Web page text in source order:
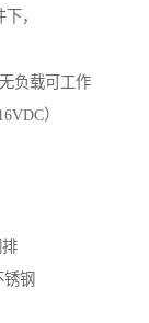
，
负载可工作
）
钢